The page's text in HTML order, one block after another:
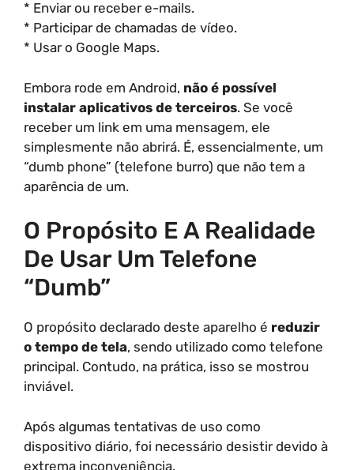
* Enviar ou receber e-mails.
* Participar de chamadas de vídeo.
* Usar o Google Maps.
Embora rode em Android, não é possível
instalar aplicativos de terceiros. Se você
receber um link em uma mensagem, ele
simplesmente não abrirá. É, essencialmente, um
“dumb phone” (telefone burro) que não tem a
aparência de um.
O Propósito E A Realidade
De Usar Um Telefone
“Dumb”
O propósito declarado deste aparelho é reduzir
o tempo de tela, sendo utilizado como telefone
principal. Contudo, na prática, isso se mostrou
inviável.
Após algumas tentativas de uso como
dispositivo diário, foi necessário desistir devido à
extrema inconveniência.